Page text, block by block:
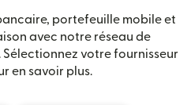
portefeuille mobile et
avec notre réseau de
votre fournisseur
en savoir plus.